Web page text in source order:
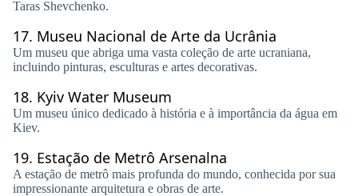
Taras Shevchenko.
17. Museu Nacional de Arte da Ucrânia
Um museu que abriga uma vasta coleção de arte ucraniana,
incluindo pinturas, esculturas e artes decorativas.
18. Kyiv Water Museum
Um museu único dedicado à história e à importância da água em
Kiev.
19. Estação de Metrô Arsenalna
A estação de metrô mais profunda do mundo, conhecida por sua
impressionante arquitetura e obras de arte.